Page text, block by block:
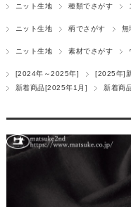
ニット生地 種類でさがす
ニット生地 柄でさがす 無
ニット生地 素材でさがす
[2024年～2025年] [2025年]
新着商品[2025年1月]
新着商